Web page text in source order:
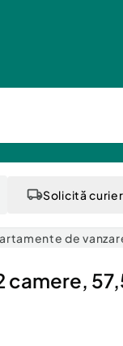
Solicită curier
de